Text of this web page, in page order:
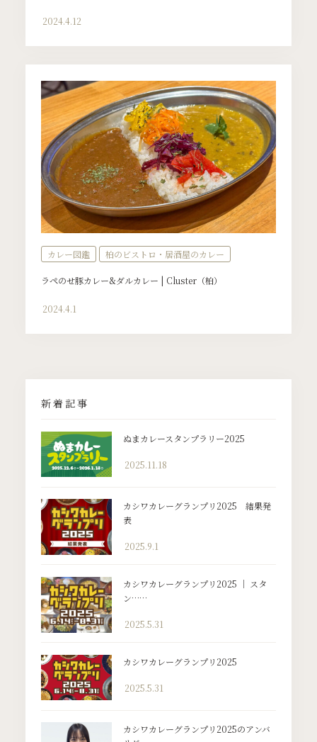
2024.4.12
カレー図鑑 柏のビストロ・居酒屋のカレー
ラペのせ豚カレー&ダルカレー | Cluster（柏）
2024.4.1
新着記事
ぬまカレースタンプラリー2025
2025.11.18
カシワカレーグランプリ2025 結果発
表
2025.9.1
カシワカレーグランプリ2025 ｜ スタ
ン……
2025.5.31
カシワカレーグランプリ2025
2025.5.31
カシワカレーグランプリ2025のアンバ